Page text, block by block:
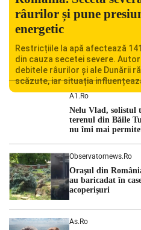
râurilor și pune
energetic
Restricțiile la apă afectează
din cauza secetei severe.
debitele râurilor și ale Dunării
scăzute, iar situația
Centralei Nucleare de la
hidrologic din ultimii ani. Lipsa
A1.ro
Nelu Vlad, solistul
terenul din Băile
nu îmi mai
Observatornews.ro
Oraşul din
au baricadat în
acoperişuri
As.ro